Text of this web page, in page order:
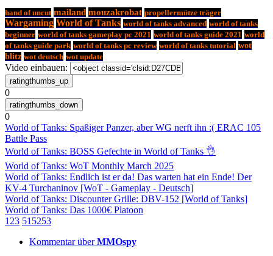
hand of uncut mailand mouzakrobat propellermütze träger
Wargaming World of Tanks world of tanks advanced world of tanks
beginner world of tanks gameplay pc 2021 world of tanks guide 2021 world
of tanks guide park world of tanks pc review world of tanks tutorial wot
blitz wot deutsch wot update
Video einbauen:
0
0
World of Tanks: Spaßiger Panzer, aber WG nerft ihn :( ERAC 105
Battle Pass
World of Tanks: BOSS Gefechte in World of Tanks 👌
World of Tanks: WoT Monthly March 2025
World of Tanks: Endlich ist er da! Das warten hat ein Ende! Der
KV-4 Turchaninov [WoT - Gameplay - Deutsch]
World of Tanks: Discounter Grille: DBV-152 [World of Tanks]
World of Tanks: Das 1000€ Platoon
1 23 51 5253
Kommentar überMMOspy